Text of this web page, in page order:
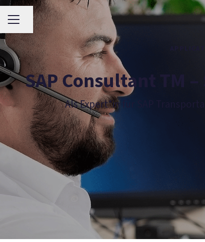
Karrieremenü
Seite teilen
SAP Consultant TM
Als Expert*in für SAP